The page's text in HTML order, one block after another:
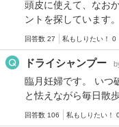
頭皮に使えて、なお
ントを探しています
回答数 27 私もしりたい！ 0
ドライシャンプー
臨月妊婦です。 いつ
と怯えながら毎日散
回答数 106 私もしりたい！